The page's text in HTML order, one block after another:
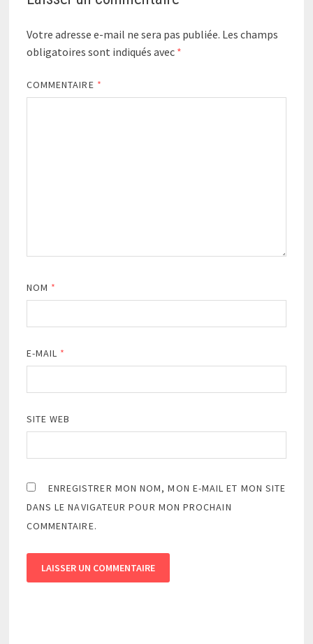
Votre adresse e-mail ne sera pas publiée. Les champs
obligatoires sont indiqués avec *
COMMENTAIRE *
NOM *
E-MAIL *
SITE WEB
ENREGISTRER MON NOM, MON E-MAIL ET MON SITE
DANS LE NAVIGATEUR POUR MON PROCHAIN
COMMENTAIRE.